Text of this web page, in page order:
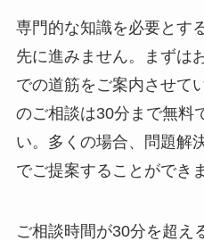
専門的な知識を必要とす
先に進みません。まずは
での道筋をご案内させて
のご相談は30分まで無料
い。多くの場合、問題解
でご提案することができ
ご相談時間が30分を超え